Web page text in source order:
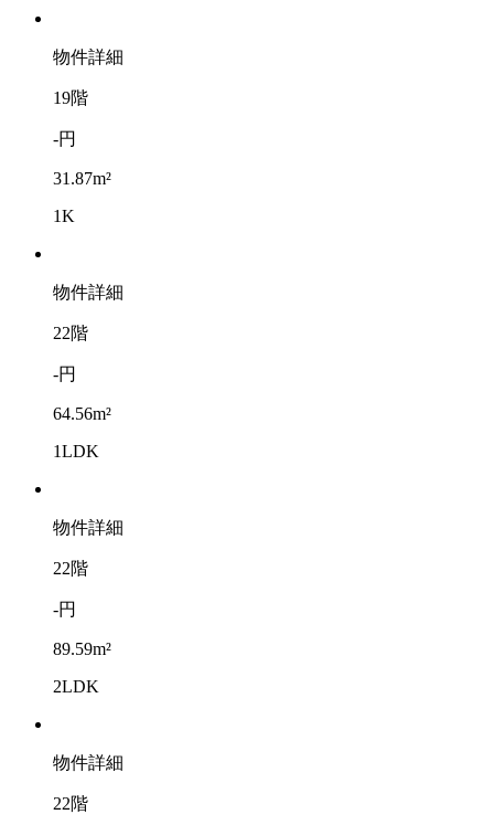
物件詳細
19階
-円
31.87m²
1K
物件詳細
22階
-円
64.56m²
1LDK
物件詳細
22階
-円
89.59m²
2LDK
物件詳細
22階